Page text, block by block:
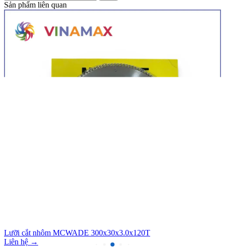
Sản phẩm liên quan
Lưỡi cắt nhôm MCWADE 300x30x3.0x120T
Liên hệ →